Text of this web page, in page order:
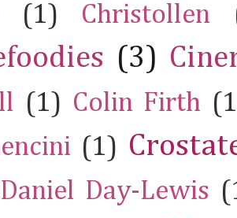
(1) Christollen
(3)
(1) Colin Firth
(1)
Daniel Day-Lewis